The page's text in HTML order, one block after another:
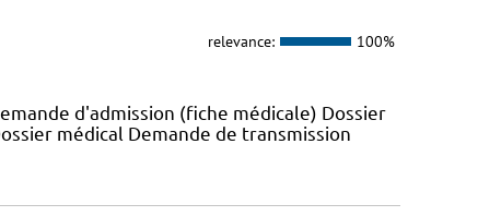
relevance: 100%
d'admission (fiche médicale) Dossier
médical Demande de transmission